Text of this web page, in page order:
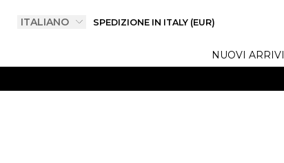
SPEDIZIONE IN ITALY (EUR)
NUOVI ARRIVI